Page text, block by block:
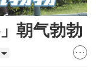
朝气勃勃